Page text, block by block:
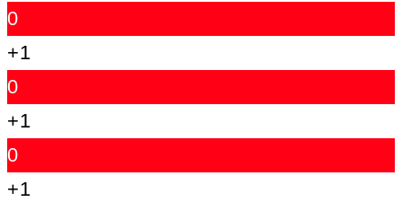
0
+1
0
+1
0
+1